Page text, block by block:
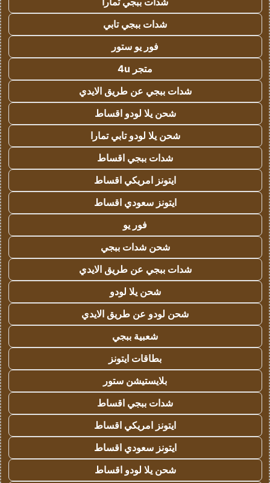
شدات ببجي تابي
فور يو ستور
متجر 4u
شدات ببجي عن طريق الايدي
شحن يلا لودو اقساط
شحن يلا لودو تابي تمارا
شدات ببجي اقساط
ايتونز امريكي اقساط
ايتونز سعودي اقساط
فور يو
شحن شدات ببجي
شدات ببجي عن طريق الايدي
شحن يلا لودو
شحن لودو عن طريق الايدي
شعبية ببجي
بطاقات ايتونز
بلايستيشن ستور
شدات ببجي اقساط
ايتونز امريكي اقساط
ايتونز سعودي اقساط
شحن يلا لودو اقساط